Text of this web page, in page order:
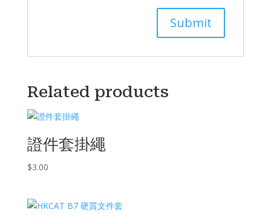
Related products
證件套掛繩
$3.00